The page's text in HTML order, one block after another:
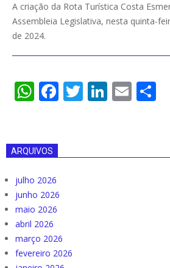
A criação da Rota Turística Costa
Assembleia Legislativa, nesta quinta-
de 2024.
WhatsApp
Facebook
TwitterEmail
ARQUIVOS
julho 2026
junho 2026
maio 2026
abril 2026
março 2026
fevereiro 2026